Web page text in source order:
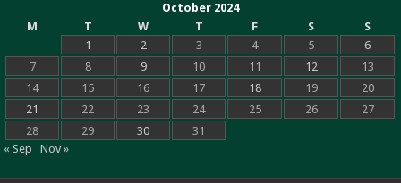
October 2024
M
T W T F S
S
1
2 3 4 5
6
7
8 9 10 11 12
13
14
15 16 17 18 19
20
21
22 23 24 25 26
27
28
29 30
31
« Sep
Nov »